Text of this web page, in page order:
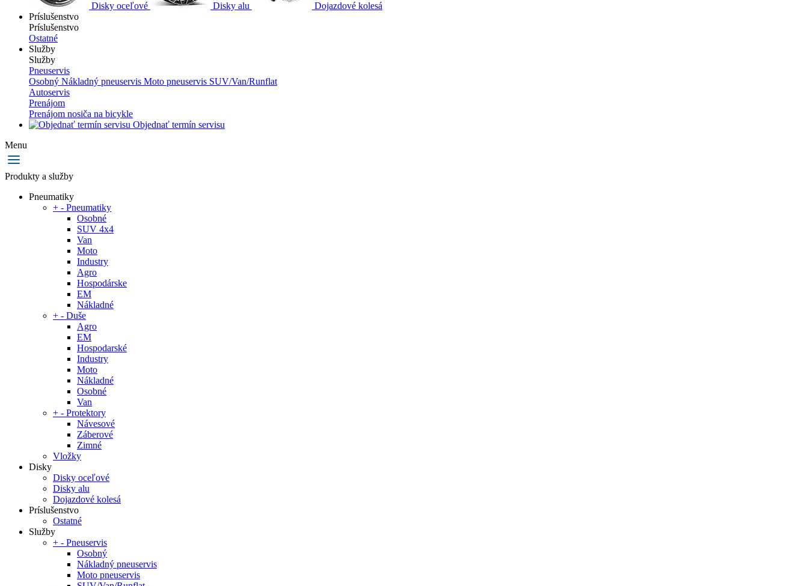
Disky oceľové Disky alu
Dojazdové kolesá
Príslušenstvo
Príslušenstvo
Ostatné
Služby
Služby
Pneuservis
Osobný Nákladný pneuservis Moto pneuservis SUV/Van/Runflat
Autoservis
Prenájom
Prenájom nosiča na bicykle
Objednať termín servisu
Menu
Produkty a služby
Pneumatiky
+ - Pneumatiky
Osobné
SUV 4x4
Van
Moto
Industry
Agro
Hospodárske
EM
Nákladné
+ - Duše
Agro
EM
Hospodarské
Industry
Moto
Nákladné
Osobné
Van
+ - Protektory
Návesové
Záberové
Zimné
Vložky
Disky
Disky oceľové
Disky alu
Dojazdové kolesá
Príslušenstvo
Ostatné
Služby
+ - Pneuservis
Osobný
Nákladný pneuservis
Moto pneuservis